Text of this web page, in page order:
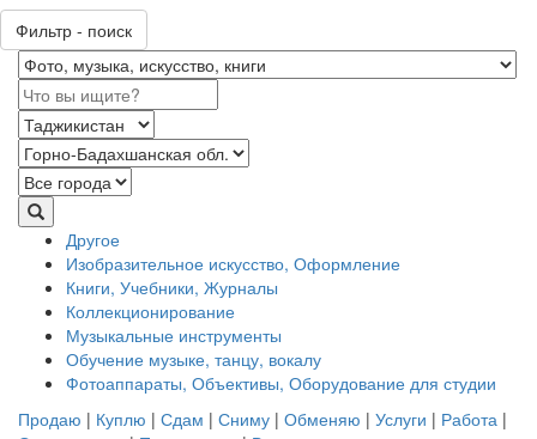
Фильтр - поиск
Другое
Изобразительное искусство, Оформление
Книги, Учебники, Журналы
Коллекционирование
Музыкальные инструменты
Обучение музыке, танцу, вокалу
Фотоаппараты, Объективы, Оборудование для студии
Продаю | Куплю | Сдам | Сниму | Обменяю | Услуги | Работа |